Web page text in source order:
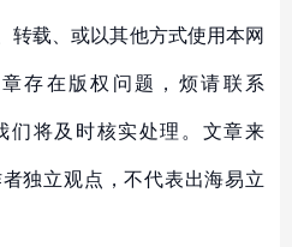
转载、或以其他方式使用本网
存在版权问题，烦请联系
们将及时核实处理。文章来
独立观点，不代表出海易立